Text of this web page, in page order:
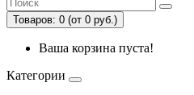
Товаров: 0 (от 0 руб.)
Ваша корзина пуста!
Категории